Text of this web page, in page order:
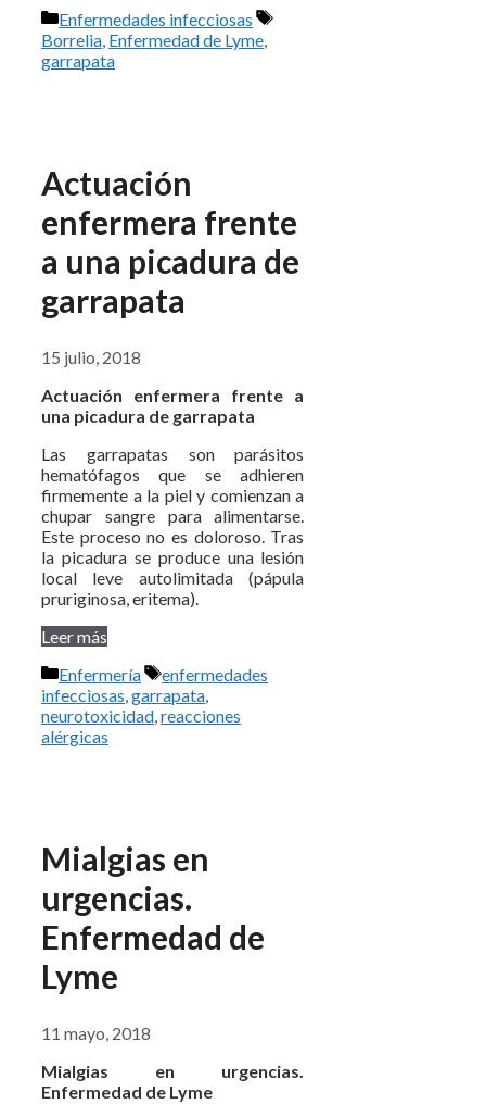
Categorías
Enfermedades infecciosas
Etiquetas
Borrelia, Enfermedad de Lyme,
garrapata
Actuación
enfermera frente
a una picadura de
garrapata
15 julio, 2018
Actuación enfermera frente a
una picadura de garrapata
Las garrapatas son parásitos
hematófagos que se adhieren
firmemente a la piel y comienzan a
chupar sangre para alimentarse.
Este proceso no es doloroso. Tras
la picadura se produce una lesión
local leve autolimitada (pápula
pruriginosa, eritema).
Leer más
Categorías
Enfermería Etiquetas
enfermedades
infecciosas,garrapata,
neurotoxicidad,reacciones
alérgicas
Mialgias en
urgencias.
Enfermedad de
Lyme
11 mayo, 2018
Mialgias en urgencias.
Enfermedad de Lyme